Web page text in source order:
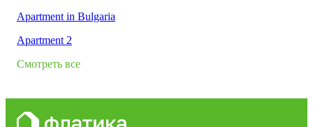
Apartment in Bulgaria
Apartment 2
Смотреть все